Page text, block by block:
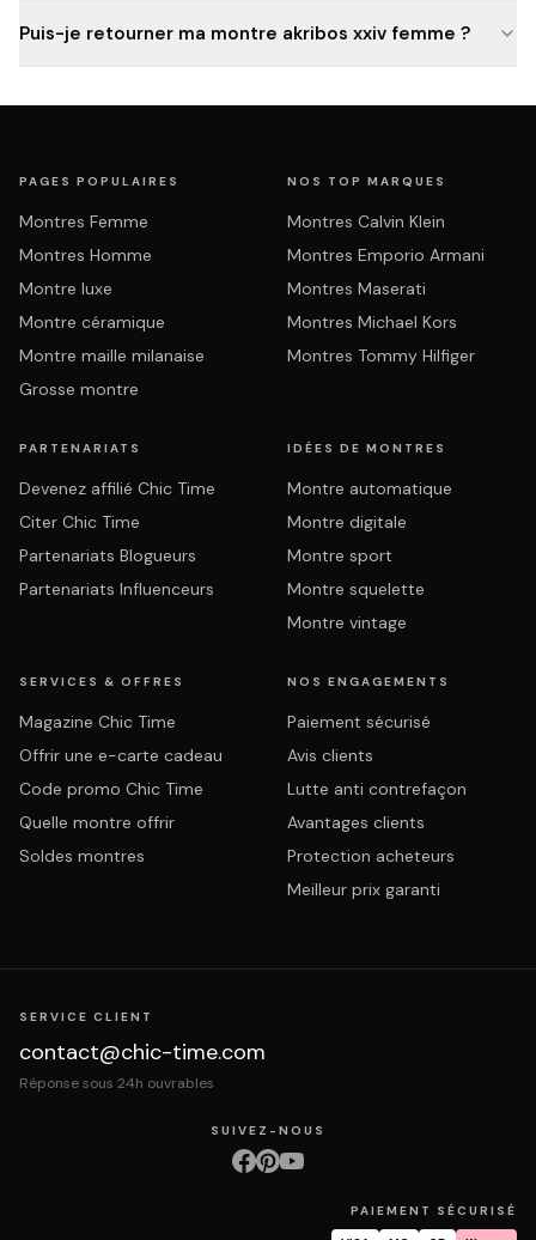
Puis-je retourner ma montre akribos xxiv femme ?
PAGES POPULAIRES
Montres Femme
Montres Homme
Montre luxe
Montre céramique
Montre maille milanaise
Grosse montre
NOS TOP MARQUES
Montres Calvin Klein
Montres Emporio Armani
Montres Maserati
Montres Michael Kors
Montres Tommy Hilfiger
PARTENARIATS
Devenez affilié Chic Time
Citer Chic Time
Partenariats Blogueurs
Partenariats Influenceurs
IDÉES DE MONTRES
Montre automatique
Montre digitale
Montre sport
Montre squelette
Montre vintage
SERVICES & OFFRES
Magazine Chic Time
Offrir une e-carte cadeau
Code promo Chic Time
Quelle montre offrir
Soldes montres
NOS ENGAGEMENTS
Paiement sécurisé
Avis clients
Lutte anti contrefaçon
Avantages clients
Protection acheteurs
Meilleur prix garanti
SERVICE CLIENT
contact@chic-time.com
Réponse sous 24h ouvrables
SUIVEZ-NOUS
PAIEMENT SÉCURISÉ